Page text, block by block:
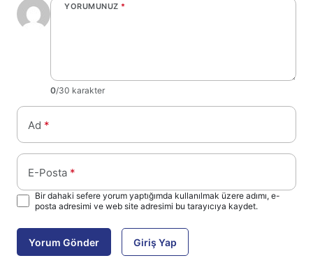
YORUMUNUZ *
0/30 karakter
Ad *
E-Posta *
Bir dahaki sefere yorum yaptığımda kullanılmak üzere adımı, e-
posta adresimi ve web site adresimi bu tarayıcıya kaydet.
Yorum Gönder Giriş Yap